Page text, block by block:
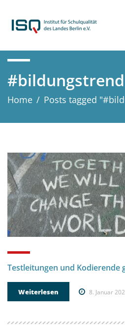
#bildungstrend
Home / Posts tagged
Testleitungen und Kodierende
Weiterlesen 8. Januar